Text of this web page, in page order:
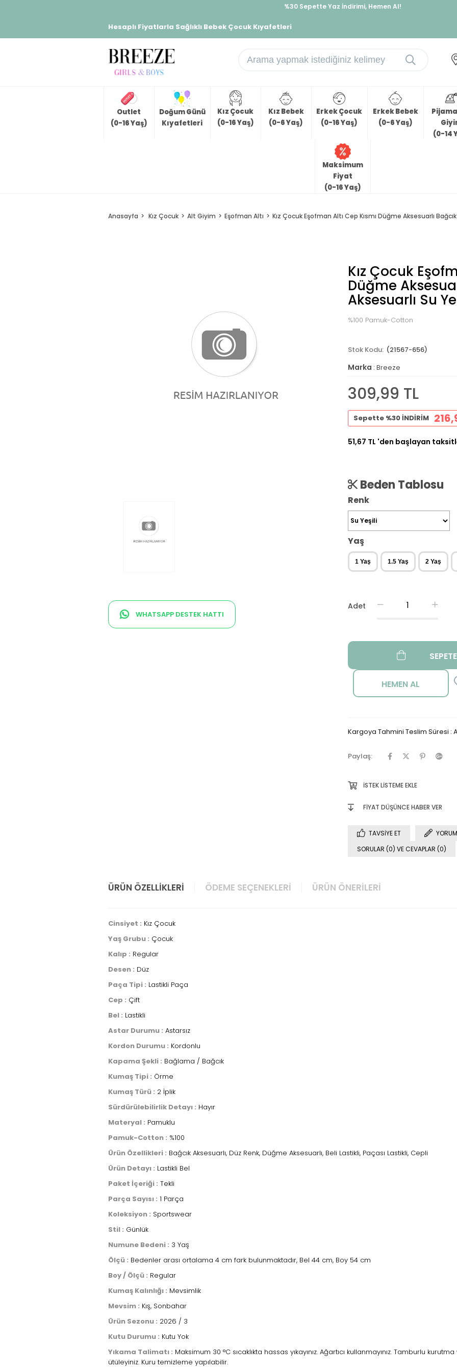
%30 Sepette Yaz İndirimi, Hemen Al!
Hesaplı Fiyatlarla Sağlıklı Bebek Çocuk Kıyafetleri
Outlet
(0-16 Yaş)
Doğum Günü
Kıyafetleri
Kız Çocuk
(0-16 Yaş)
Kız Bebek
(0-6 Yaş)
Erkek Çocuk
(0-16 Yaş)
Erkek Bebek
(0-6 Yaş)
(0-14
Maksimum
Fiyat
(0-16 Yaş)
Anasayfa Kız Çocuk Alt Giyim Eşofman Altı Kız Çocuk Eşofman Altı Cep Kısmı Düğme Aksesuarlı
WHATSAPP DESTEK HATTI
Kız Çocuk
Düğme
Aksesuarlı Su
%100 Pamuk-Cotton
(21567-656)
Marka : Breeze
309,99 TL
Sepette %30 İNDİRİM
51,67 TL 'den başlayan
Beden Tablosu
Renk
Yaş
1 Yaş 1.5 Yaş 2 Yaş
Adet
Kargoya Tahmini Teslim Süresi :
Paylaş:
İSTEK LISTEME EKLE
FIYAT DÜŞÜNCE HABER VER
TAVSIYE ET
SORULAR (0) VE CEVAPLAR (0)
ÜRÜN ÖZELLIKLERI ÖDEME SEÇENEKLERI ÜRÜN ÖNERILERI
Cinsiyet : Kız Çocuk
Yaş Grubu : Çocuk
Kalıp : Regular
Desen : Düz
Paça Tipi : Lastikli Paça
Cep : Çift
Bel : Lastikli
Astar Durumu : Astarsız
Kordon Durumu : Kordonlu
Kapama Şekli : Bağlama / Bağcık
Kumaş Tipi : Örme
Kumaş Türü : 2 İplik
Sürdürülebilirlik Detayı : Hayır
Materyal : Pamuklu
Pamuk-Cotton : %100
Ürün Özellikleri : Bağcık Aksesuarlı, Düz Renk, Düğme Aksesuarlı, Beli Lastikli, Paçası Lastikli, Cepli
Ürün Detayı : Lastikli Bel
Paket İçeriği : Tekli
Parça Sayısı : 1 Parça
Koleksiyon : Sportswear
Stil : Günlük
Numune Bedeni : 3 Yaş
Ölçü : Bedenler arası ortalama 4 cm fark bulunmaktadır, Bel 44 cm, Boy 54 cm
Boy / Ölçü : Regular
Kumaş Kalınlığı : Mevsimlik
Mevsim : Kış, Sonbahar
Ürün Sezonu : 2026 / 3
Kutu Durumu : Kutu Yok
Yıkama Talimatı : Maksimum 30 °C sıcaklıkta hassas yıkayınız. Ağartıcı kullanmayınız. Tamburlu kurutma
ütüleyiniz. Kuru temizleme yapılabilir.